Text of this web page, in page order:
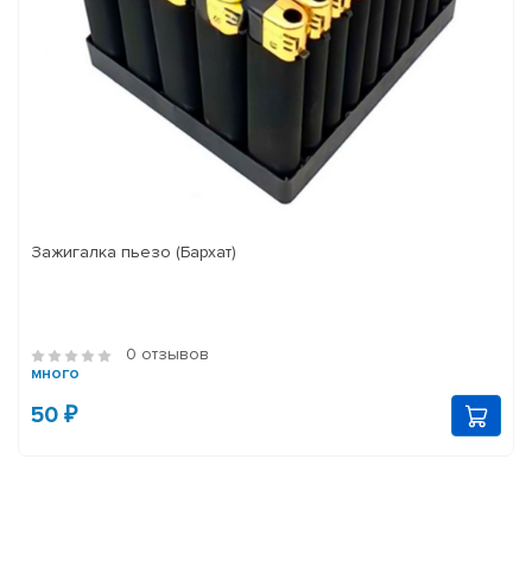
Зажигалка пьезо (Бархат)
0 отзывов
много
50 ₽